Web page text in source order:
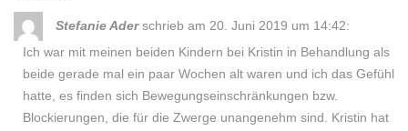
Stefanie Ader schrieb am 20. Juni 2019 um 14:42:
Ich war mit meinen beiden Kindern bei Kristin in Behandlung als
beide gerade mal ein paar Wochen alt waren und ich das Gefühl
hatte, es finden sich Bewegungseinschränkungen bzw.
Blockierungen, die für die Zwerge unangenehm sind. Kristin hat